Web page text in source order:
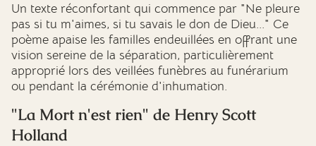
Un texte réconfortant qui commence par "Ne pleure
pas si tu m'aimes, si tu savais le don de Dieu..." Ce
poème apaise les familles endeuillées en offrant une
vision sereine de la séparation, particulièrement
approprié lors des veillées funèbres au funérarium
ou pendant la cérémonie d'inhumation.
"La Mort n'est rien" de Henry Scott
Holland